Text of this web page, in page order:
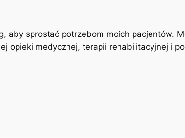
aby sprostać potrzebom moich pacjentów.
opieki medycznej, terapii rehabilitacyjnej i